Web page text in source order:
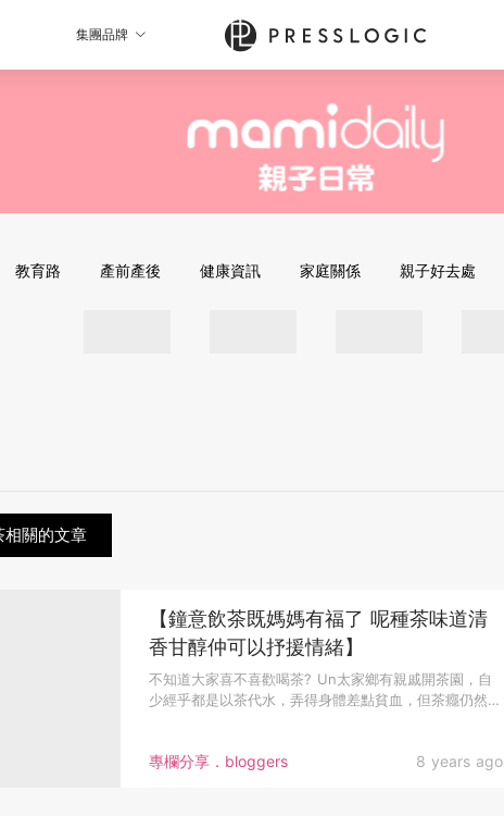
集團品牌
教育路 產前產後 健康資訊 家庭關係 親子好去處
相關的文章
專欄分享．bloggers 8 years ago
【鐘意飲茶既媽媽有福了 呢種茶味道清
香甘醇仲可以抒援情緒】
不知道大家喜不喜歡喝茶? Un太家鄉有親戚開茶園，自
少經乎都是以茶代水，弄得身體差點貧血，但茶癮仍然戒